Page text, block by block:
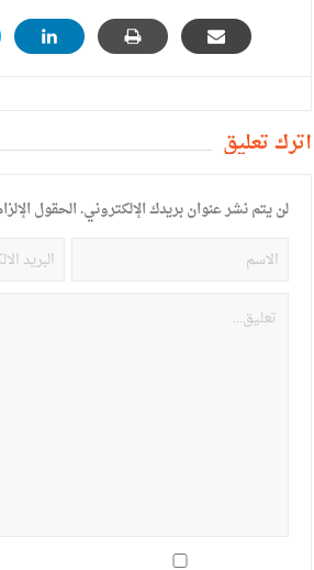
أترك تعليق
لن يتم نشر عنوان بريدك الإلكتروني.الحقول